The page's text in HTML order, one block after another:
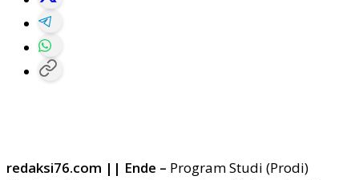
redaksi76.com || Ende – Program Studi (Prodi)